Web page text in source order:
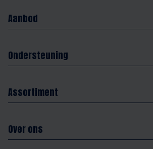
Aanbod
Ondersteuning
Assortiment
Over ons